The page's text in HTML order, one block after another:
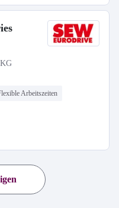
Arbeitszeiten